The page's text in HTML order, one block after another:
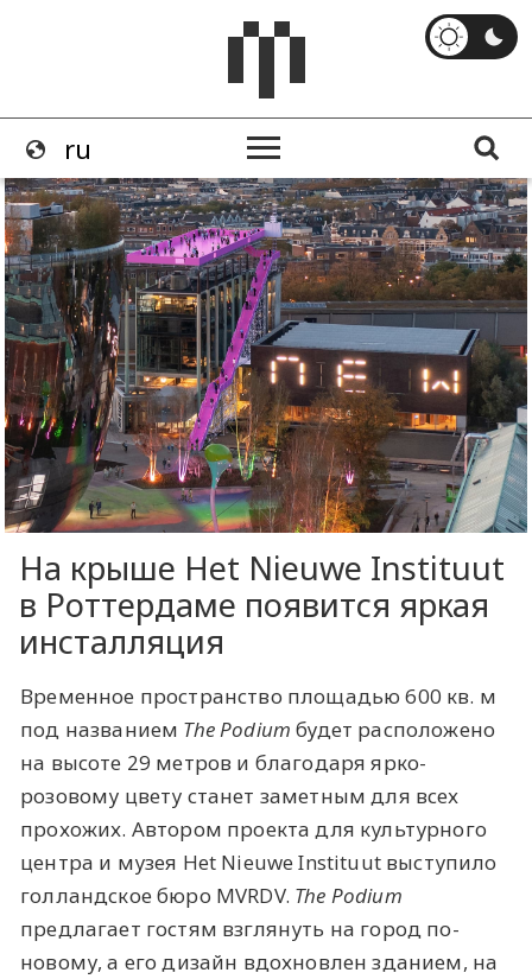
На крыше Het Nieuwe Instituut
в Роттердаме появится яркая
инсталляция
Временное пространство площадью 600 кв. м
под названием The Podium будет расположено
на высоте 29 метров и благодаря ярко-
розовому цвету станет заметным для всех
прохожих. Автором проекта для культурного
центра и музея Het Nieuwe Instituut выступило
голландское бюро MVRDV. The Podium
предлагает гостям взглянуть на город по-
новому, а его дизайн вдохновлен зданием, на